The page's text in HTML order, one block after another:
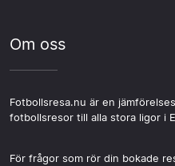
Om oss
Fotbollsresa.nu är en
fotbollsresor till alla stora ligor i
För frågor som rör din bokade